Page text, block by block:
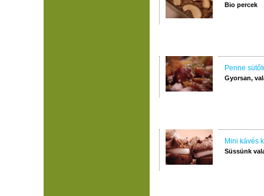
Bio percek
Penne
Gyorsan,
Mini kávés
Süssünk